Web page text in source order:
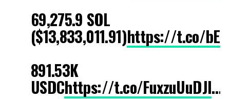
69,275.9 SOL
($13,833,011.91)https://t.co/
891.53K
USDChttps://t.co/FuxzuUuDJl…